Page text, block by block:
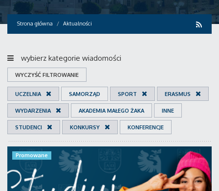
Strona główna Aktualności
wybierz kategorie wiadomości
WYCZYŚĆ FILTROWANIE
UCZELNIA SAMORZĄD SPORT ERASMUS
WYDARZENIA AKADEMIA MAŁEGO ŻAKA INNE
STUDENCI KONKURSY KONFERENCJE
Promowane